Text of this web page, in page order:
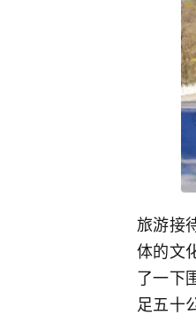
旅游接
体的文
了一下
足五十